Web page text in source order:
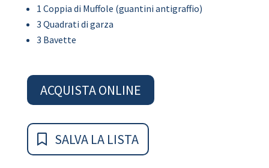
1 Coppia di Muffole (guantini antigraffio)
3 Quadrati di garza
3 Bavette
ACQUISTA ONLINE
SALVA LA LISTA